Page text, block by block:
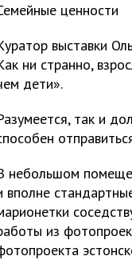
ценности
выставки
ни странно,
дети».
так и
небольшом
вполне
из